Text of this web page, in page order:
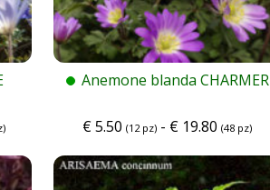
Anemone blanda CHARMER
€5.50 (12 pz) - € 19.80 (48 pz)